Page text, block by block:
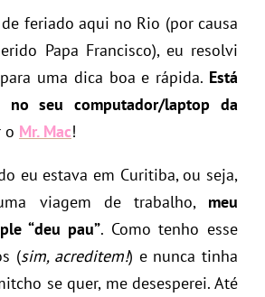
feriado aqui no Rio (por causa
Papa Francisco), eu resolvi
uma dica boa e rápida. Está
no seu computador/laptop da
o Mr. Mac!
eu estava em Curitiba, ou seja,
viagem de trabalho, meu
“deu pau”. Como tenho esse
(sim, acreditem!) e nunca tinha
se quer, me desesperei. Até